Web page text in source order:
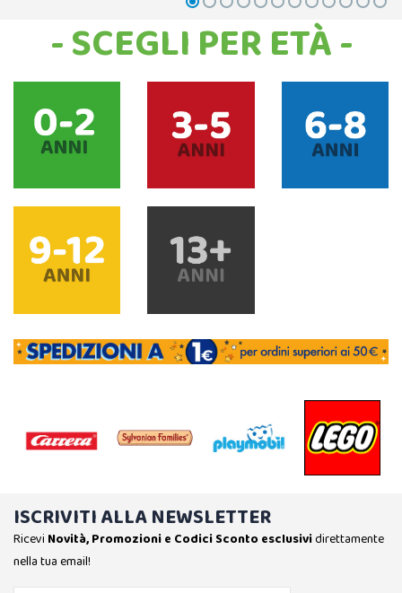
- SCEGLI PER ETÀ -
ISCRIVITI ALLA NEWSLETTER
Ricevi Novità, Promozioni e Codici Sconto esclusividirettamente
nella tua email!